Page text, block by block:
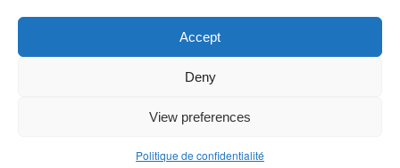
Accept
Deny
View preferences
Politique de confidentialité
Harving
0
Ce contenu a été publié parGuillaume PETIT. Mettez-le en favori
Politique de confidentialité